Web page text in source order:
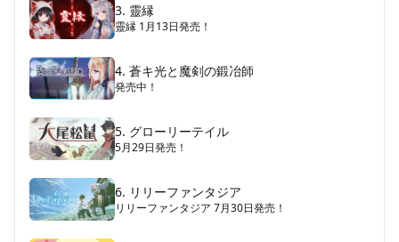
3. 靈縁
靈縁 1月13日発売！
4. 蒼キ光と魔剣の鍛冶師
発売中！
5. グローリーテイル
5月29日発売！
6. リリーファンタジア
リリーファンタジア 7月30日発売！